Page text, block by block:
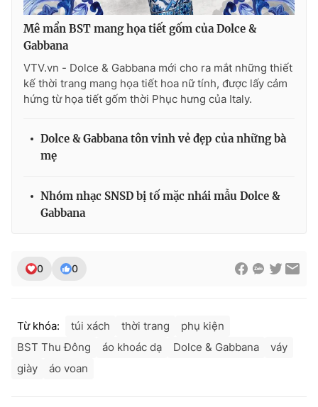
Ðiện thoại Thời báo VTV:
024.66 897 897
Email: toasoan@vtv.vn
Liên hệ quảng cáo:
thuận bằng văn bản. Ghi rõ nguồn VTV.vn khi phát hành lại
thông tin từ website này.
Mê mẩn BST mang họa tiết gốm của Dolce &
Gabbana
VTV.vn - Dolce & Gabbana mới cho ra mắt những thiết
kế thời trang mang họa tiết hoa nữ tính, được lấy cảm
hứng từ họa tiết gốm thời Phục hưng của Italy.
Dolce & Gabbana tôn vinh vẻ đẹp của những bà
mẹ
Nhóm nhạc SNSD bị tố mặc nhái mẫu Dolce &
Gabbana
0 0
Từ khóa: túi xách thời trang
phụ kiện
BST Thu Đông
áo khoác dạ Dolce & Gabbana
váy
giày
áo voan